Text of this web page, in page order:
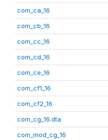
com_ca_16
com_cb_16
com_cc_16
com_cd_16
com_ce_16
com_cf1_16
com_cf2_16
com_cg_16.dta
com_mod_cg_16